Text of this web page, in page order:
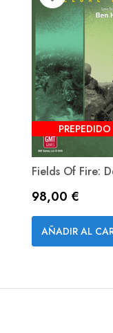

Fields Of Fire:
Precio
98,00 €
AÑADIR AL